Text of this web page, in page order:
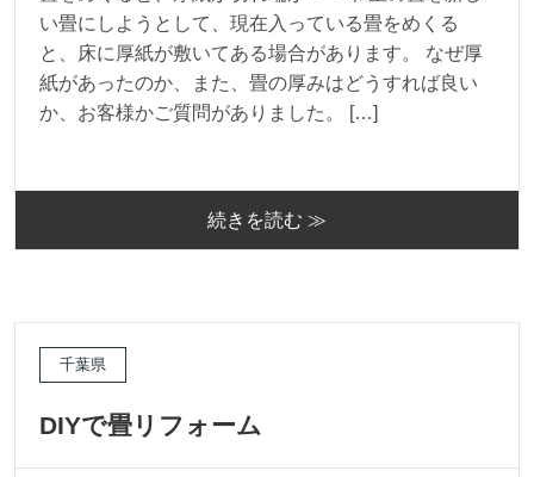
い畳にしようとして、現在入っている畳をめくる
と、床に厚紙が敷いてある場合があります。 なぜ厚
紙があったのか、また、畳の厚みはどうすれば良い
か、お客様かご質問がありました。 […]
続きを読む ≫
千葉県
DIYで畳リフォーム